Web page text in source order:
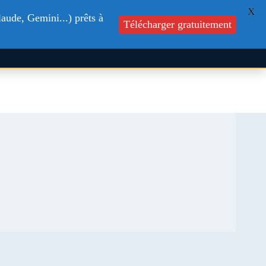
Formations Blog Contactez-nous
Gemini...) prêts à
Télécharger gratuitement
X